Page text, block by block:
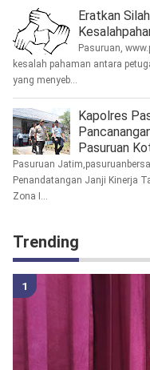
Eratkan
Pasuruan,
kesalah pahaman antara
yang menyeb...
Kapolres
Pasuruan
Pasuruan
Penandatangan Janji Kinerja
Zona I...
Trending